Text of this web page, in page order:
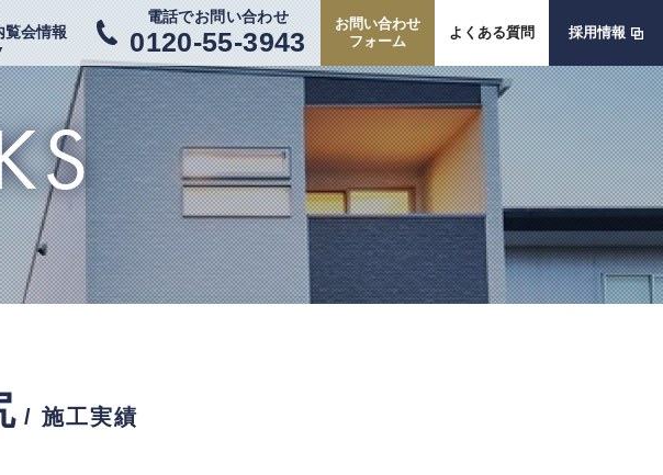
覧会情報
電話でお問い合わせ
0120-55-3943
お問い合わせ
フォーム
よくある質問 採用情報
/ 施工実績